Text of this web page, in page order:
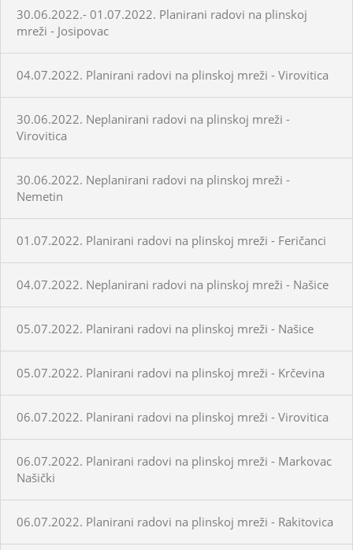
30.06.2022.- 01.07.2022. Planirani radovi na plinskoj
mreži - Josipovac
04.07.2022. Planirani radovi na plinskoj mreži - Virovitica
30.06.2022. Neplanirani radovi na plinskoj mreži -
Virovitica
30.06.2022. Neplanirani radovi na plinskoj mreži -
Nemetin
01.07.2022. Planirani radovi na plinskoj mreži - Feričanci
04.07.2022. Neplanirani radovi na plinskoj mreži - Našice
05.07.2022. Planirani radovi na plinskoj mreži - Našice
05.07.2022. Planirani radovi na plinskoj mreži - Krčevina
06.07.2022. Planirani radovi na plinskoj mreži - Virovitica
06.07.2022. Planirani radovi na plinskoj mreži - Markovac
Našički
06.07.2022. Planirani radovi na plinskoj mreži - Rakitovica